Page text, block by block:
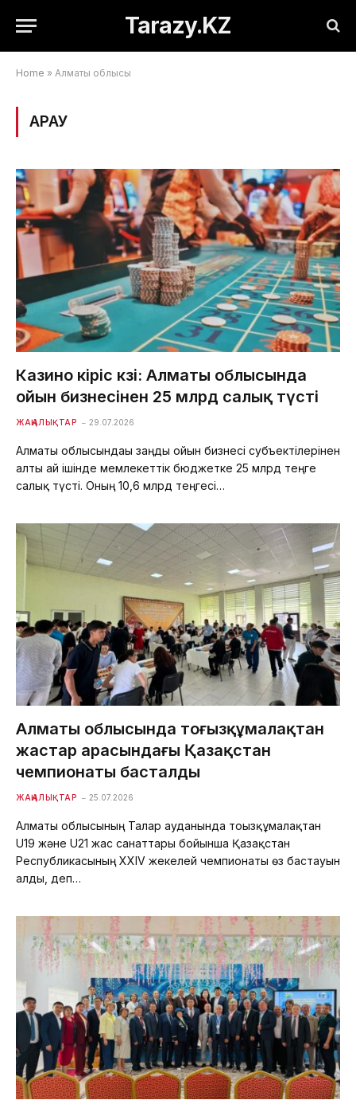
Tarazy.KZ
Home » Алматы облысы
ҚАРАУ
Казино кіріс көзі: Алматы облысында
ойын бизнесінен 25 млрд салық түсті
ЖАҢАЛЫҚТАР 29.07.2026
Алматы облысындағы заңды ойын бизнесі субъектілерінен
алты ай ішінде мемлекеттік бюджетке 25 млрд теңге
салық түсті. Оның 10,6 млрд теңгесі…
Алматы облысында тоғызқұмалақтан
жастар арасындағы Қазақстан
чемпионаты басталды
ЖАҢАЛЫҚТАР 25.07.2026
Алматы облысының Талғар ауданында тоғызқұмалақтан
U19 және U21 жас санаттары бойынша Қазақстан
Республикасының XXIV жекелей чемпионаты өз бастауын
алды, деп…